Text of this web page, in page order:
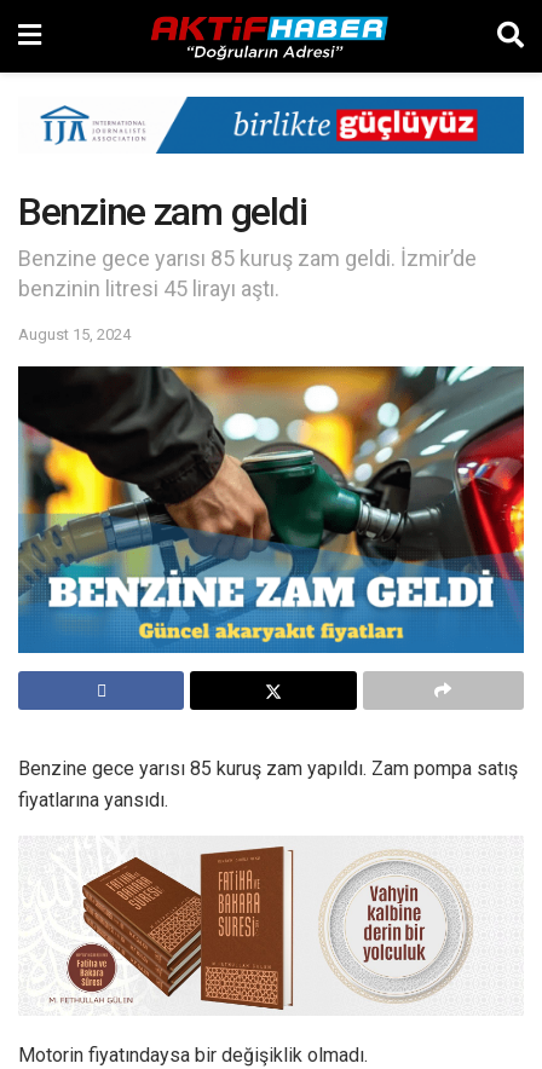
Benzine zam geldi
Benzine gece yarısı 85 kuruş zam geldi. İzmir’de
benzinin litresi 45 lirayı aştı.
August 15, 2024
Benzine gece yarısı 85 kuruş zam yapıldı. Zam pompa satış
fiyatlarına yansıdı.
Motorin fiyatındaysa bir değişiklik olmadı.